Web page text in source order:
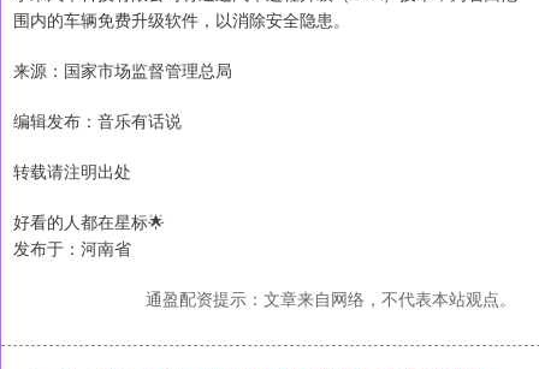
围内的车辆免费升级软件，以消除安全隐患。
来源：国家市场监督管理总局
编辑发布：音乐有话说
转载请注明出处
好看的人都在星标🌟
发布于：河南省
通盈配资提示：文章来自网络，不代表本站观点。